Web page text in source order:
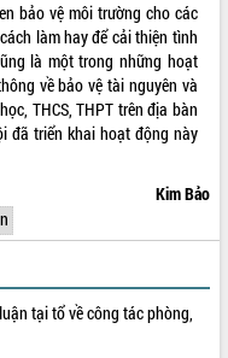
bảo vệ môi trường cho các
làm hay để cải thiện tình
là một trong những hoạt
về bảo vệ tài nguyên và
THCS, THPT trên địa bàn
đã triển khai hoạt động này
Kim Bảo
tại tổ về công tác phòng,